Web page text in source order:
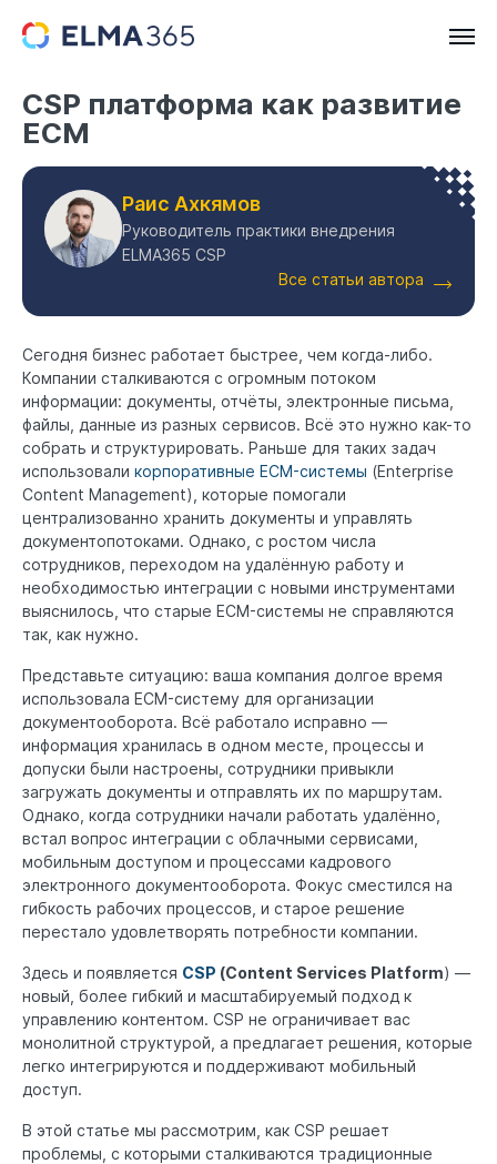
CSP платформа как развитие
ECM
Раис Ахкямов
Руководитель практики внедрения
ELMA365 CSP
Все статьи автора
Сегодня бизнес работает быстрее, чем когда-либо.
Компании сталкиваются с огромным потоком
информации: документы, отчёты, электронные письма,
файлы, данные из разных сервисов. Всё это нужно как-то
собрать и структурировать. Раньше для таких задач
использовали корпоративные ECM-системы (Enterprise
Content Management), которые помогали
централизованно хранить документы и управлять
документопотоками. Однако, с ростом числа
сотрудников, переходом на удалённую работу и
необходимостью интеграции с новыми инструментами
выяснилось, что старые ECM-системы не справляются
так, как нужно.
Представьте ситуацию: ваша компания долгое время
использовала ECM-систему для организации
документооборота. Всё работало исправно —
информация хранилась в одном месте, процессы и
допуски были настроены, сотрудники привыкли
загружать документы и отправлять их по маршрутам.
Однако, когда сотрудники начали работать удалённо,
встал вопрос интеграции с облачными сервисами,
мобильным доступом и процессами кадрового
электронного документооборота. Фокус сместился на
гибкость рабочих процессов, и старое решение
перестало удовлетворять потребности компании.
Здесь и появляется CSP (Content Services Platform) —
новый, более гибкий и масштабируемый подход к
управлению контентом. CSP не ограничивает вас
монолитной структурой, а предлагает решения, которые
легко интегрируются и поддерживают мобильный
доступ.
В этой статье мы рассмотрим, как CSP решает
проблемы, с которыми сталкиваются традиционные